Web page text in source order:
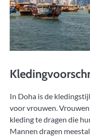
In Doha is de
voor vrouwen.
kleding te dragen die
Mannen dragen